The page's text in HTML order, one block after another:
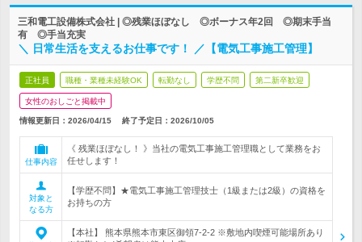
三和電工設備株式会社 | ◎残業ほぼなし ◎ボーナス年2回 ◎期末手当
有 ◎手当充実
＼ 日常生活を支えるお仕事です！ ／【電気工事施工管理】
正社員 職種・業種未経験OK 転勤なし 学歴不問 第二新卒歓迎
女性のおしごと掲載中
情報更新日：2026/04/15 終了予定日： 2026/10/05
仕事内容
《 残業ほぼなし！ 》当社の電気工事施工管理職として業務をお
任せします！
対象と
なる方
【学歴不問】★電気工事施工管理技士（1級または2級）の資格を
お持ちの方
【本社】 熊本県熊本市東区御領7-2-2 ※敷地内喫煙可能場所あり